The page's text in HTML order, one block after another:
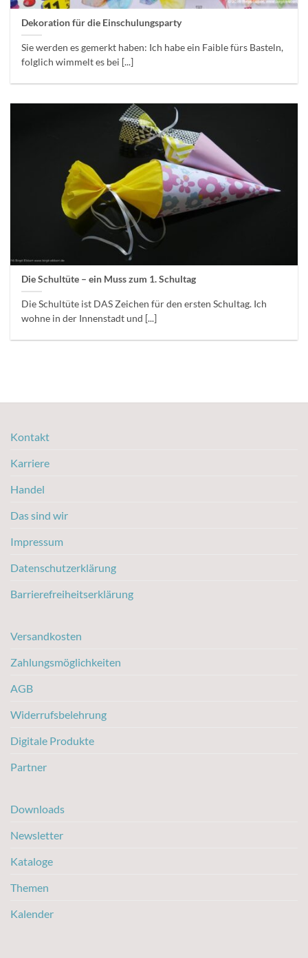
Dekoration für die Einschulungsparty
Sie werden es gemerkt haben: Ich habe ein Faible fürs Basteln,
folglich wimmelt es bei [...]
Die Schultüte – ein Muss zum 1. Schultag
Die Schultüte ist DAS Zeichen für den ersten Schultag. Ich
wohne in der Innenstadt und [...]
Kontakt
Karriere
Handel
Das sind wir
Impressum
Datenschutzerklärung
Barrierefreiheitserklärung
Versandkosten
Zahlungsmöglichkeiten
AGB
Widerrufsbelehrung
Digitale Produkte
Partner
Downloads
Newsletter
Kataloge
Themen
Kalender